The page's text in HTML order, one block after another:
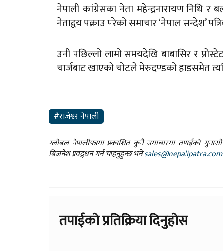
नेपाली कांग्रेसका नेता महेन्द्रनारायण निधि
नेताद्वय पक्राउ परेको समाचार ‘नेपाल सन्देश’
उनी पछिल्लो लामो समयदेखि बाबासिर र
चार्जबाट खाएको चोटले मेरुदण्डको हाडसमेत
#राजेश्वर नेपाली
ग्लोबल नेपालीपत्रमा प्रकाशित कुनै समाचारमा तपाईंको
बिजनेश प्रवद्र्धन गर्न चाहनुहुन्छ भनेsales@nepalipatra.com
तपाईको प्रतिक्रिया दिनुहोस